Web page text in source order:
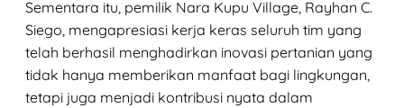
Sementara itu, pemilik Nara Kupu Village, Rayhan C.
Siego, mengapresiasi kerja keras seluruh tim yang
telah berhasil menghadirkan inovasi pertanian yang
tidak hanya memberikan manfaat bagi lingkungan,
tetapi juga menjadi kontribusi nyata dalam